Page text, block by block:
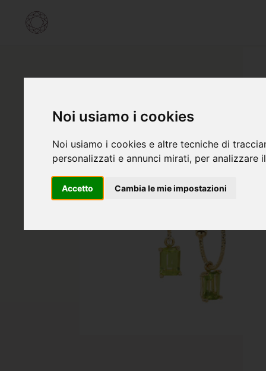
Noi usiamo i cookies
Noi usiamo i cookies e altre tecniche di
personalizzati e annunci mirati, per
Accetto Cambia le mie impostazioni